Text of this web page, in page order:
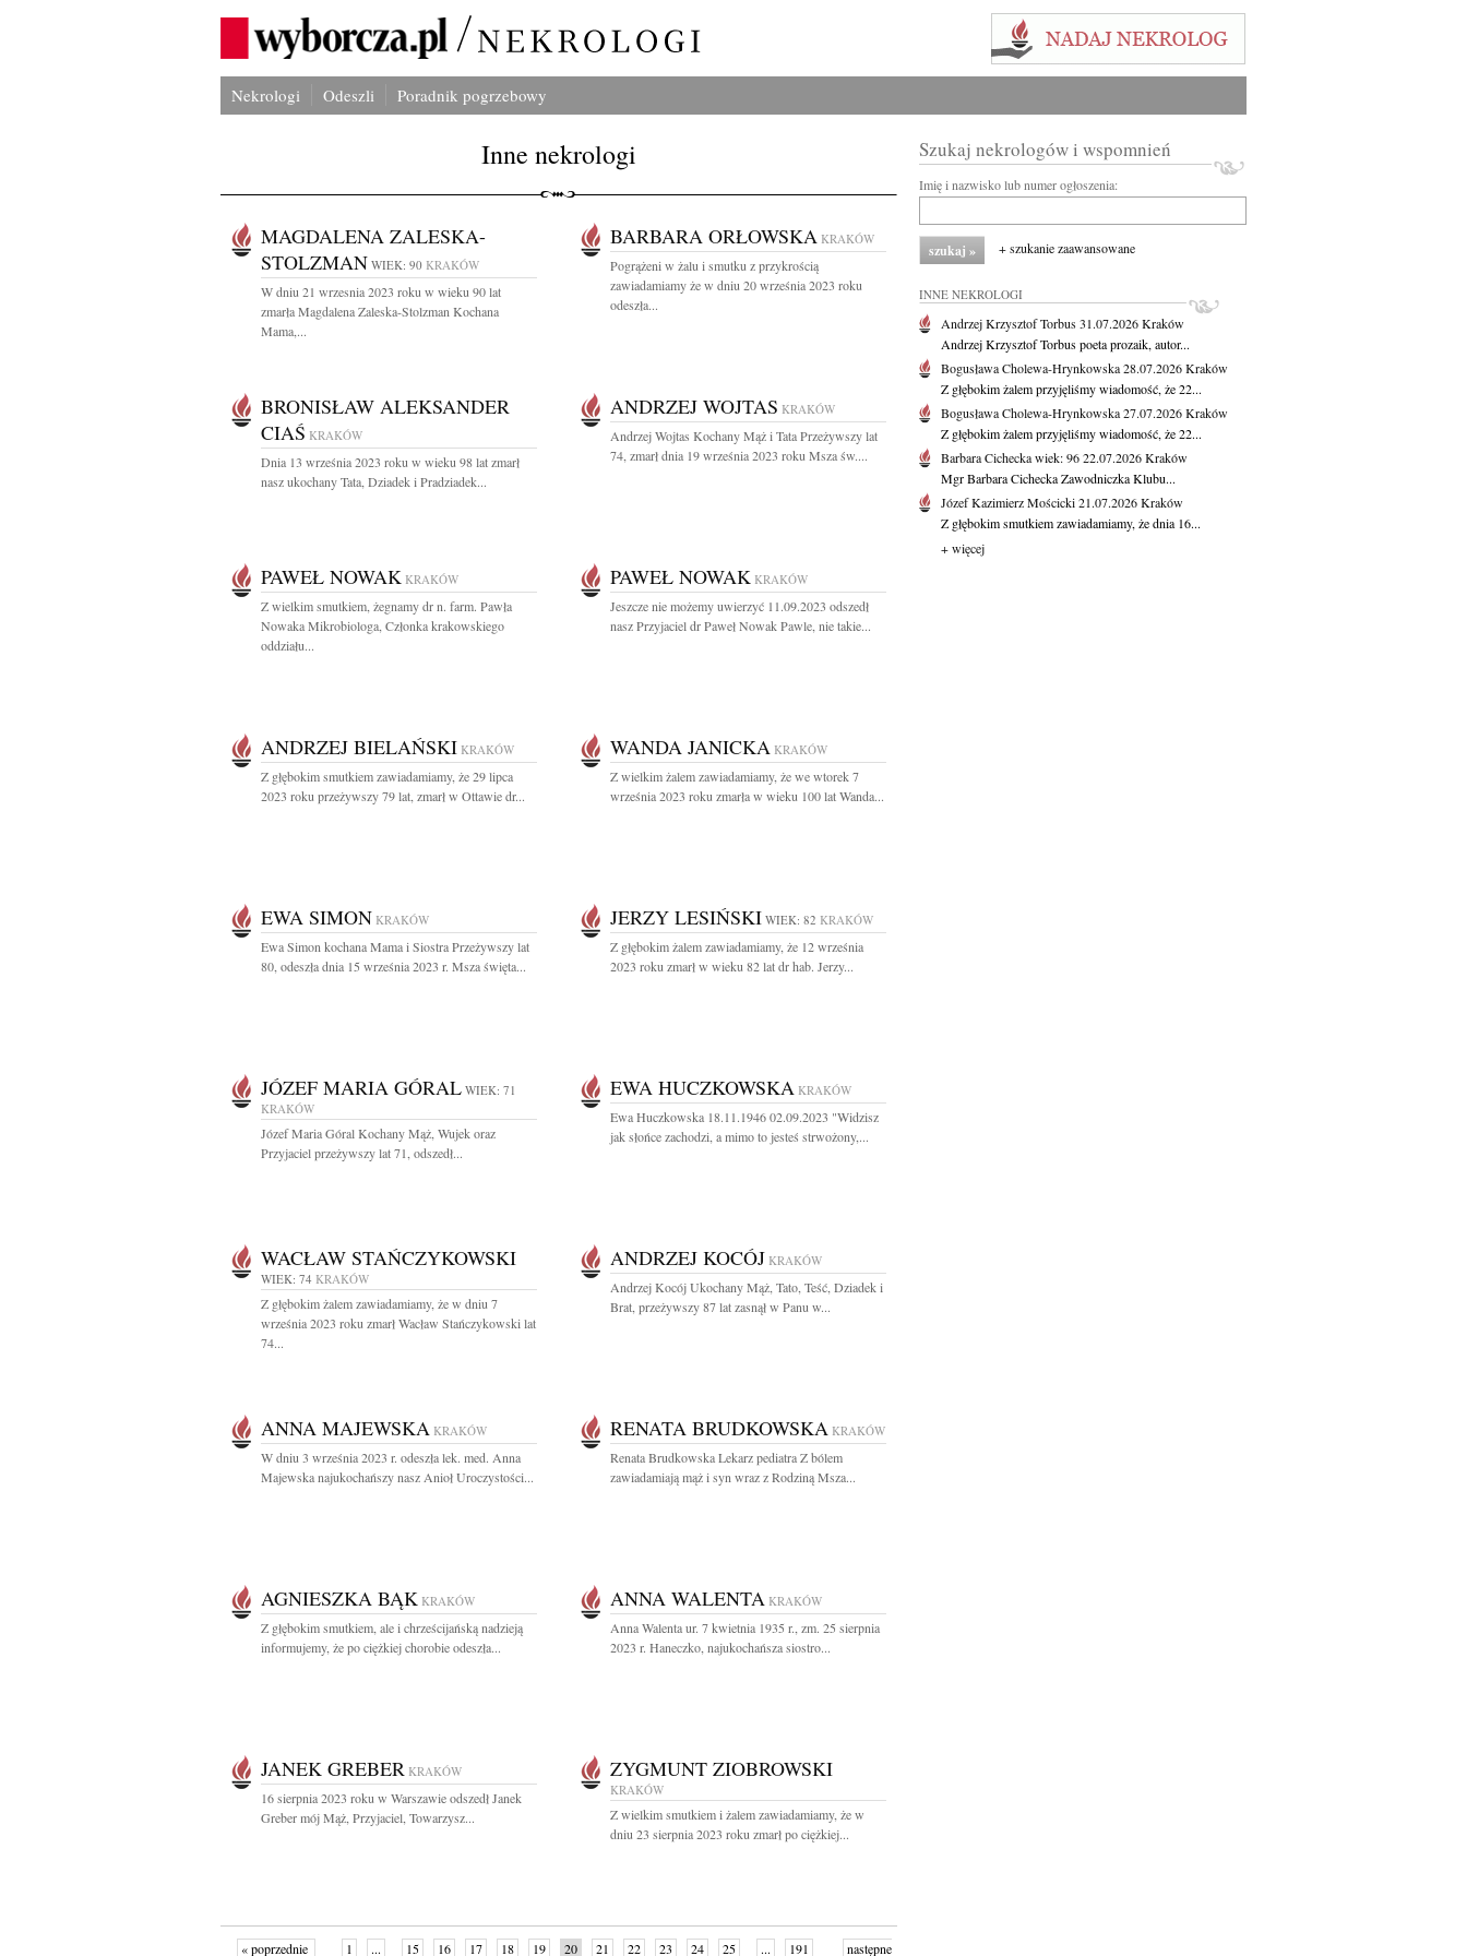
Nekrologi Odeszli Poradnik pogrzebowy
Inne nekrologi
MAGDALENA ZALESKA-
STOLZMAN WIEK: 90 KRAKÓW
W dniu 21 wrzesnia 2023 roku w wieku 90 lat
zmarła Magdalena Zaleska-Stolzman Kochana
Mama,...
BARBARA ORŁOWSKA KRAKÓW
Pogrążeni w żalu i smutku z przykrością
zawiadamiamy że w dniu 20 września 2023 roku
odeszła...
BRONISŁAW ALEKSANDER
CIAŚ KRAKÓW
Dnia 13 września 2023 roku w wieku 98 lat zmarł
nasz ukochany Tata, Dziadek i Pradziadek...
ANDRZEJ WOJTAS KRAKÓW
Andrzej Wojtas Kochany Mąż i Tata Przeżywszy lat
74, zmarł dnia 19 września 2023 roku Msza św....
PAWEŁ NOWAK KRAKÓW
Z wielkim smutkiem, żegnamy dr n. farm. Pawła
Nowaka Mikrobiologa, Członka krakowskiego
oddziału...
PAWEŁ NOWAK KRAKÓW
Jeszcze nie możemy uwierzyć 11.09.2023 odszedł
nasz Przyjaciel dr Paweł Nowak Pawle, nie takie...
ANDRZEJ BIELAŃSKI KRAKÓW
Z głębokim smutkiem zawiadamiamy, że 29 lipca
2023 roku przeżywszy 79 lat, zmarł w Ottawie dr...
WANDA JANICKA KRAKÓW
Z wielkim żalem zawiadamiamy, że we wtorek 7
września 2023 roku zmarła w wieku 100 lat Wanda...
EWA SIMON KRAKÓW
Ewa Simon kochana Mama i Siostra Przeżywszy lat
80, odeszła dnia 15 września 2023 r. Msza święta...
JERZY LESIŃSKI WIEK: 82 KRAKÓW
Z głębokim żalem zawiadamiamy, że 12 września
2023 roku zmarł w wieku 82 lat dr hab. Jerzy...
JÓZEF MARIA GÓRAL WIEK: 71
KRAKÓW
Józef Maria Góral Kochany Mąż, Wujek oraz
Przyjaciel przeżywszy lat 71, odszedł...
EWA HUCZKOWSKA KRAKÓW
Ewa Huczkowska 18.11.1946 02.09.2023 "Widzisz
jak słońce zachodzi, a mimo to jesteś strwożony,...
WACŁAW STAŃCZYKOWSKI
WIEK: 74 KRAKÓW
Z głębokim żalem zawiadamiamy, że w dniu 7
września 2023 roku zmarł Wacław Stańczykowski lat
74...
ANDRZEJ KOCÓJ KRAKÓW
Andrzej Kocój Ukochany Mąż, Tato, Teść, Dziadek i
Brat, przeżywszy 87 lat zasnął w Panu w...
ANNA MAJEWSKA KRAKÓW
W dniu 3 września 2023 r. odeszła lek. med. Anna
Majewska najukochańszy nasz Anioł Uroczystości...
RENATA BRUDKOWSKA KRAKÓW
Renata Brudkowska Lekarz pediatra Z bólem
zawiadamiają mąż i syn wraz z Rodziną Msza...
AGNIESZKA BĄK KRAKÓW
Z głębokim smutkiem, ale i chrześcijańską nadzieją
informujemy, że po ciężkiej chorobie odeszła...
ANNA WALENTA KRAKÓW
Anna Walenta ur. 7 kwietnia 1935 r., zm. 25 sierpnia
2023 r. Haneczko, najukochańsza siostro...
JANEK GREBER KRAKÓW
16 sierpnia 2023 roku w Warszawie odszedł Janek
Greber mój Mąż, Przyjaciel, Towarzysz...
ZYGMUNT ZIOBROWSKI
KRAKÓW
Z wielkim smutkiem i żalem zawiadamiamy, że w
dniu 23 sierpnia 2023 roku zmarł po ciężkiej...
« poprzednie 1 ... 15 16 17 18 19 20 21 22 23 24 25 ... 191 następne
Szukaj nekrologów i wspomnień
Imię i nazwisko lub numer ogłoszenia:
+ szukanie zaawansowane
INNE NEKROLOGI
Andrzej Krzysztof Torbus31.07.2026Kraków
Andrzej Krzysztof Torbus poeta prozaik, autor...
Bogusława Cholewa-Hrynkowska28.07.2026Kraków
Z głębokim żalem przyjęliśmy wiadomość, że 22...
Bogusława Cholewa-Hrynkowska27.07.2026Kraków
Z głębokim żalem przyjęliśmy wiadomość, że 22...
Barbara Cicheckawiek: 9622.07.2026Kraków
Mgr Barbara Cichecka Zawodniczka Klubu...
Józef Kazimierz Mościcki21.07.2026Kraków
Z głębokim smutkiem zawiadamiamy, że dnia 16...
+ więcej